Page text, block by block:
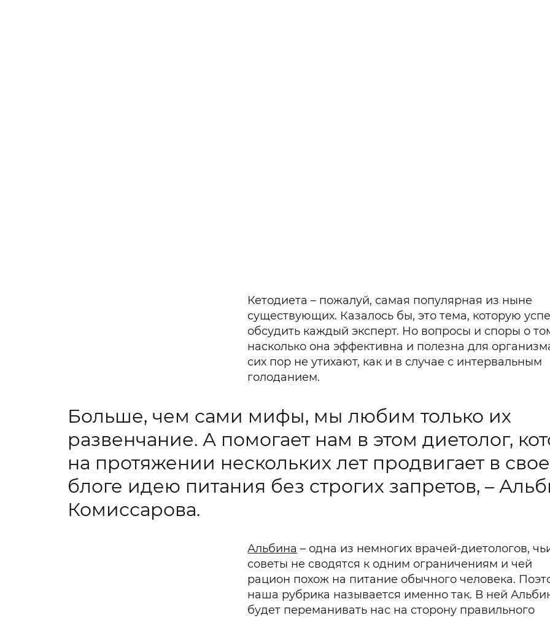
Кетодиета – пожалуй, самая популярная из ныне
существующих. Казалось бы, это тема, которую
обсудить каждый эксперт. Но вопросы и споры о
насколько она эффективна и полезна для
сих пор не утихают, как и в случае с интервальным
голоданием.
Больше, чем сами мифы, мы любим только их
развенчание. А помогает нам в этом диетолог,
на протяжении нескольких лет продвигает в
блоге идею питания без строгих запретов, –
Комиссарова.
Альбина – одна из немногих врачей-диетологов,
советы не сводятся к одним ограничениям и чей
рацион похож на питание обычного человека.
наша рубрика называется именно так. В ней
будет переманивать нас на сторону правильного